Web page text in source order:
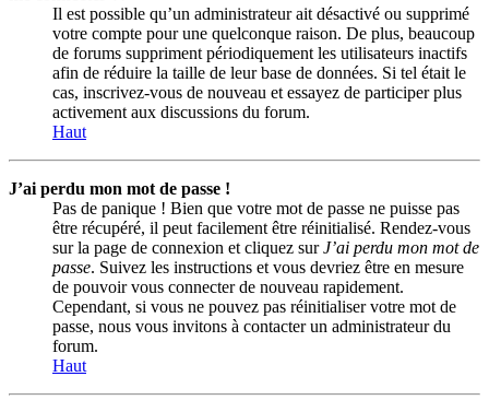
Il est possible qu’un administrateur ait désactivé ou supprimé
votre compte pour une quelconque raison. De plus, beaucoup
de forums suppriment périodiquement les utilisateurs inactifs
afin de réduire la taille de leur base de données. Si tel était le
cas, inscrivez-vous de nouveau et essayez de participer plus
activement aux discussions du forum.
Haut
J’ai perdu mon mot de passe !
Pas de panique ! Bien que votre mot de passe ne puisse pas
être récupéré, il peut facilement être réinitialisé. Rendez-vous
sur la page de connexion et cliquez surJ’ai perdu mon mot de
passe. Suivez les instructions et vous devriez être en mesure
de pouvoir vous connecter de nouveau rapidement.
Cependant, si vous ne pouvez pas réinitialiser votre mot de
passe, nous vous invitons à contacter un administrateur du
forum.
Haut